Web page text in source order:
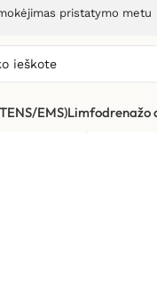
pristatymo metu
EMS)Limfodrenažo